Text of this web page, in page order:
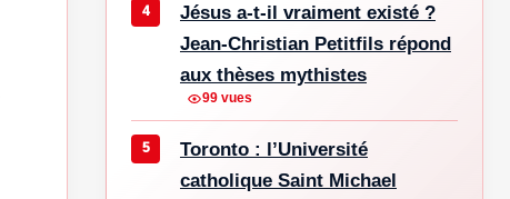
Jésus a-t-il vraiment existé ?
Jean-Christian Petitfils répond
aux thèses mythistes
99 vues
Toronto : l’Université
catholique Saint Michael